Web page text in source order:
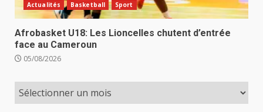
Actualités Basketball Sport
Afrobasket U18: Les Lioncelles chutent d’entrée
face au Cameroun
05/08/2026